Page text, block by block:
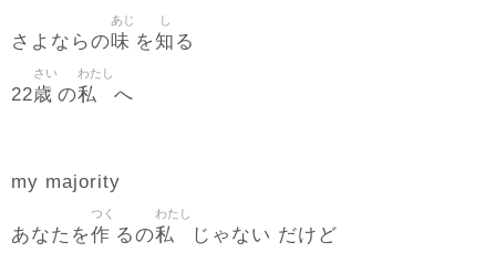
さよならの味
あじ
を知
し
る
22歳
さい
の私
わたし
へ
my majority
あなたを作
つく
るの私
わたし
じゃない だけど